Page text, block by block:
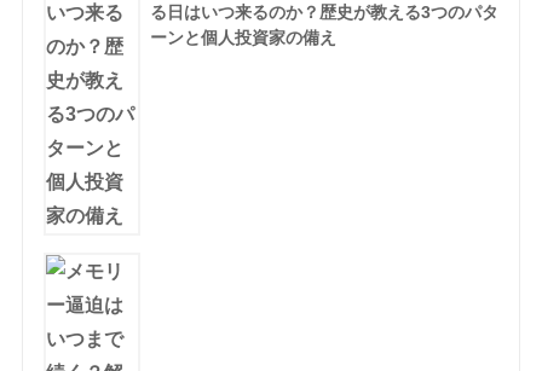
る日はいつ来るのか？歴史が教える3つのパタ
ーンと個人投資家の備え